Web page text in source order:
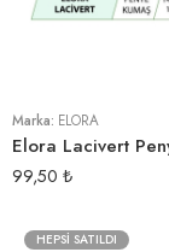
Marka: ELORA
99,50 ₺
HEPSI SATILDI